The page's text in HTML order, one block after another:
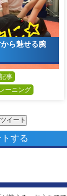
ら魅せる腕
記事
ーニング
する